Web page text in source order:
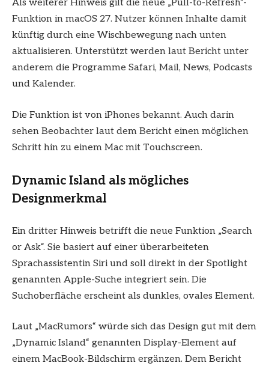
Als weiterer Hinweis gilt die neue „Pull-to-Refresh“-
Funktion in macOS 27. Nutzer können Inhalte damit
künftig durch eine Wischbewegung nach unten
aktualisieren. Unterstützt werden laut Bericht unter
anderem die Programme Safari, Mail, News, Podcasts
und Kalender.
Die Funktion ist von iPhones bekannt. Auch darin
sehen Beobachter laut dem Bericht einen möglichen
Schritt hin zu einem Mac mit Touchscreen.
Dynamic Island als mögliches
Designmerkmal
Ein dritter Hinweis betrifft die neue Funktion „Search
or Ask“. Sie basiert auf einer überarbeiteten
Sprachassistentin Siri und soll direkt in der Spotlight
genannten Apple-Suche integriert sein. Die
Suchoberfläche erscheint als dunkles, ovales Element.
Laut „MacRumors“ würde sich das Design gut mit dem
„Dynamic Island“ genannten Display-Element auf
einem MacBook-Bildschirm ergänzen. Dem Bericht